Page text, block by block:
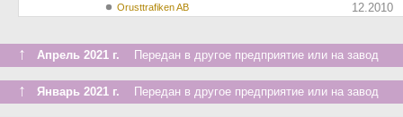
Orusttrafiken AB 12.2010
↑ Апрель 2021 г. Передан в другое предприятие или на завод
↑ Январь 2021 г. Передан в другое предприятие или на завод